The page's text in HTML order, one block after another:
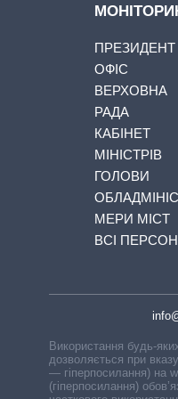
ПРЕЗИДЕНТ І
ОФІС
ВЕРХОВНА
РАДА
КАБІНЕТ
МІНІСТРІВ
ГОЛОВИ
МЕРИ МІСТ
ВСІ
Використання будь-
дозволяється при
— гіперпосилання) на
(гіперпосилання)